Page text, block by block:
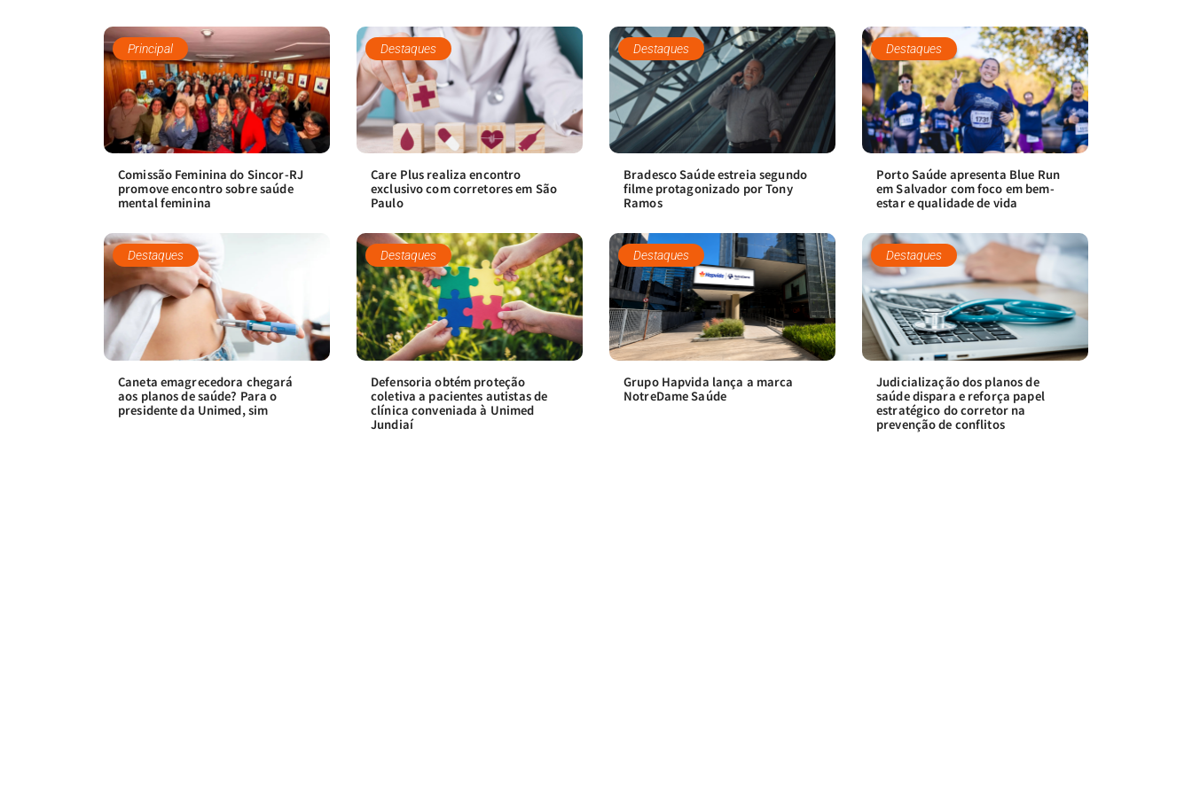
Principal
Comissão Feminina do Sincor-RJ
promove encontro sobre saúde
mental feminina
Destaques
Care Plus realiza encontro
exclusivo com corretores em São
Paulo
Destaques
Bradesco Saúde estreia segundo
filme protagonizado por Tony
Ramos
Destaques
Porto Saúde apresenta Blue Run
em Salvador com foco em bem-
estar e qualidade de vida
Destaques
Caneta emagrecedora chegará
aos planos de saúde? Para o
presidente da Unimed, sim
Destaques
Defensoria obtém proteção
coletiva a pacientes autistas de
clínica conveniada à Unimed
Jundiaí
Destaques
Grupo Hapvida lança a marca
NotreDame Saúde
Destaques
Judicialização dos planos de
saúde dispara e reforça papel
estratégico do corretor na
prevenção de conflitos